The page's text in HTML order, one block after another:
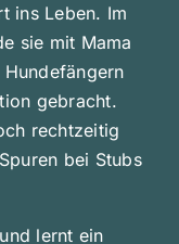
ins Leben. Im
sie mit Mama
gebracht.
rechtzeitig
bei Stubs
lernt ein